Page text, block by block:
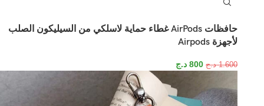
حافظات AirPods غطاء حماية لاسلكي من السيليكون الصلب
لأجهزة Airpods
1.600 د.ج 800 د.ج